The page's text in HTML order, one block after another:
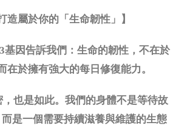
造屬於你的「生命韌性」】
基因告訴我們：生命的韌性，不在於
在於擁有強大的每日修復能力。
也是如此。我們的身體不是等待故
是一個需要持續滋養與維護的生態